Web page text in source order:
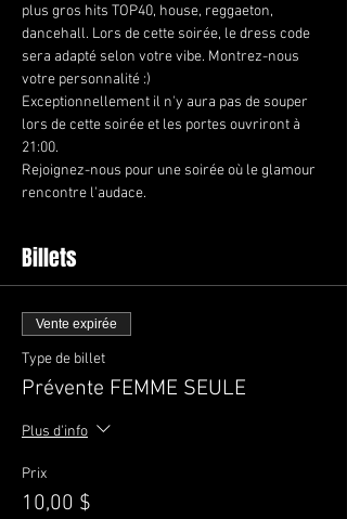
plus gros hits TOP40, house, reggaeton,
dancehall. Lors de cette soirée, le dress code
sera adapté selon votre vibe. Montrez-nous
votre personnalité :)
Exceptionnellement il n'y aura pas de souper
lors de cette soirée et les portes ouvriront à
21:00.
Rejoignez-nous pour une soirée où le glamour
rencontre l'audace.
Billets
Vente expirée
Type de billet
Prévente FEMME SEULE
Plus d'info
Prix
10,00 $